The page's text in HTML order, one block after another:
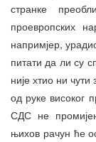
странке
проевропских
напримјер,
питати да ли су
није хтио ни
од руке високог
СДС не
њихов рачун ће